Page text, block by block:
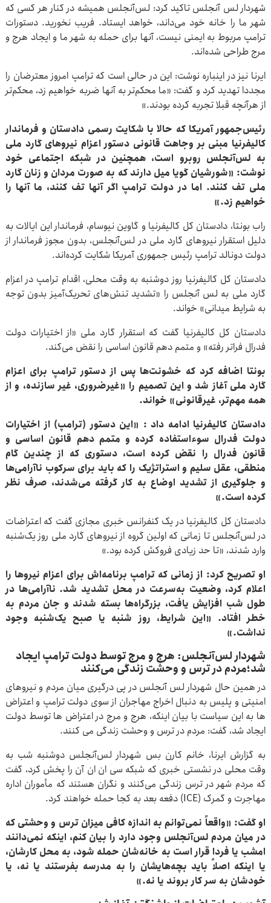
شهردار لس آنجلس تاکید کرد: لس‌آنجلس همیشه در کنار هر کسی که
شهر ما را خانه خود می‌داند، خواهد ایستاد. فریب نخورید. دستورات
ترامپ مربوط به ایمنی نیست، آنها برای حمله به شهر ما و ایجاد هرج و
مرج طراحی شده‌اند.
ایرنا نیز در اینباره نوشت: این در حالی است که ترامپ امروز معترضان را
مجددا تهدید کرد و گفت: «ما محکم‌تر به آنها ضربه خواهیم زد، محکم‌تر
از هرآنچه قبلا تجربه کرده بودند.»
رئیس‌جمهور آمریکا که حالا با شکایت رسمی دادستان و فرماندار
کالیفرنیا مبنی بر وجاهت قانونی دستور اعزام نیروهای گارد ملی
به لس‌آنجلس روبرو است، همچنین در شبکه اجتماعی خود
نوشت: «شورشیان گویا میل دارند که به صورت مردان و زنان گارد
ملی تف کنند. اما در دولت ترامپ اگر آنها تف کنند، ما آنها را
خواهیم زد.»
راب بونتا، دادستان کل کالیفرنیا و گاوین نیوسام، فرماندار این ایالات به
دلیل استقرار نیروهای گارد ملی در لس‌آنجلس، بدون مجوز فرماندار از
دولت دونالد ترامپ رئیس جمهوری آمریکا شکایت کرده‌اند.
دادستان کل کالیفرنیا روز دوشنبه به وقت محلی، اقدام ترامپ در اعزام
گارد ملی به لس آنجلس را «تشدید تنش‌های تحریک‌آمیز بدون توجه
به شرایط میدانی» خواند.
دادستان کل کالیفرنیا گفت که استقرار گارد ملی «از اختیارات دولت
فدرال فراتر رفته» و متمم دهم قانون اساسی را نقض می‌کند.
بونتا اضافه کرد که خشونت‌ها پس از دستور ترامپ برای اعزام
گارد ملی آغاز شد و این تصمیم را «غیرضروری، غیر سازنده، و از
همه مهم‌تر، غیرقانونی» خواند.
دادستان کالیفرنیا ادامه داد : «این دستور (ترامپ) از اختیارات
دولت فدرال سوءاستفاده کرده و متمم دهم قانون اساسی و
قانون فدرال را نقض کرده است، دستوری که از چندین گام
منطقی، عقل سلیم و استراتژیک را که باید برای سرکوب ناآرامی‌ها
و جلوگیری از تشدید اوضاع به کار گرفته می‌شدند، صرف نظر
کرده است.»
دادستان کل کالیفرنیا در یک کنفرانس خبری مجازی گفت که اعتراضات
در لس‌آنجلس تا زمانی که اولین گروه از نیروهای گارد ملی روز یک‌شنبه
وارد شدند، «تا حد زیادی فروکش کرده بود.»
او تصریح کرد: از زمانی که ترامپ برنامه‌اش برای اعزام نیروها را
اعلام کرد، وضعیت به‌سرعت در محل تشدید شد. ناآرامی‌ها در
طول شب افزایش یافت، بزرگراه‌ها بسته شدند و جان مردم به
خطر افتاد. «این شرایط، روز شنبه یا صبح یک‌شنبه وجود
نداشت.»
شهردار لس‌آنجلس: هرج و مرج توسط دولت ترامپ ایجاد
شد؛مردم در ترس و وحشت زندگی می‌کنند
در همین حال شهردار لس آنجلس در پی درگیری میان مردم و نیروهای
امنیتی و پلیس به دنبال اخراج مهاجران از سوی دولت ترامپ و اعتراض
ها به این سیاست با بیان اینکه، هرج و مرج در اعتراض ها توسط دولت
ایجاد شد، گفت: مردم در ترس و وحشت زندگی می کنند.
به گزارش ایرنا، خانم کارن بس شهردار لس‌آنجلس دوشنبه شب به
وقت محلی در نشستی خبری که شبکه سی ان ان آن را پخش کرد، گفت
که مردم شهر در ترس زندگی می‌کنند و نگران‌ هستند که مأموران اداره
مهاجرت و گمرک (ICE) دفعه بعد به کجا حمله خواهند کرد.
او گفت: «واقعاً نمی‌توانم به اندازه کافی میزان ترس و وحشتی که
در میان مردم لس‌آنجلس وجود دارد را بیان کنم، اینکه نمی‌دانند
امشب یا فردا قرار است به خانه‌شان حمله شود، به محل کارشان،
یا اینکه اصلاً باید بچه‌هایشان را به مدرسه بفرستند یا نه، یا
خودشان به سر کار بروند یا نه.»